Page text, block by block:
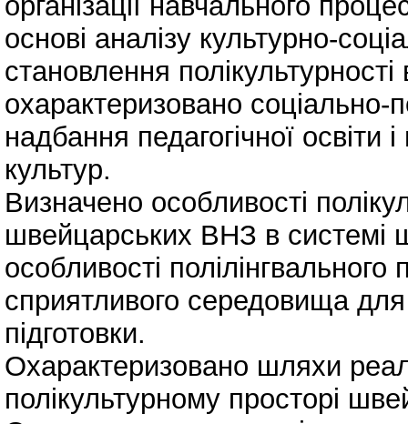
основі аналізу культурно-
становлення
охарактеризовано соціально-
надбання педагогічної освіти
культур.
Визначено особливості
швейцарських ВНЗ в системі
особливості
сприятливого середовища для
підготовки.
Охарактеризовано шляхи
полікультурному просторі